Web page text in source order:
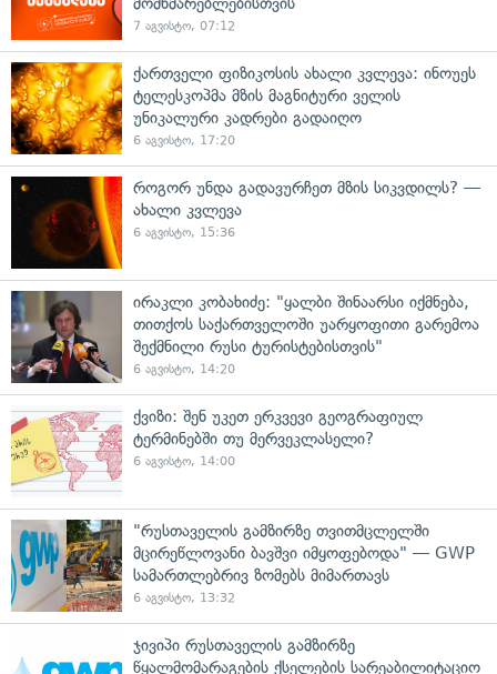
7 აგვისტო, 07:12
ქართველი ფიზიკოსის ახალი კვლევა: ინოუეს
ტელესკოპმა მზის მაგნიტური ველის
უნიკალური კადრები გადაიღო
6 აგვისტო, 17:20
როგორ უნდა გადავურჩეთ მზის სიკვდილს? —
ახალი კვლევა
6 აგვისტო, 15:36
ირაკლი კობახიძე: "ყალბი შინაარსი იქმნება,
თითქოს საქართველოში უარყოფითი გარემოა
შექმნილი რუსი ტურისტებისთვის"
6 აგვისტო, 14:20
ქვიზი: შენ უკეთ ერკვევი გეოგრაფიულ
ტერმინებში თუ მერვეკლასელი?
6 აგვისტო, 14:00
"რუსთაველის გამზირზე თვითმცლელში
მცირეწლოვანი ბავშვი იმყოფებოდა" — GWP
სამართლებრივ ზომებს მიმართავს
6 აგვისტო, 13:32
ჯივიპი რუსთაველის გამზირზე
წყალმომარაგების ქსელების სარეაბილიტაციო